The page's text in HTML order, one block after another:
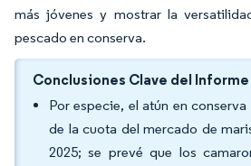
más jóvenes y mostrar la
pescado en conserva.
Conclusiones Clave del Informe
Por especie, el atún en
de la cuota del mercado de
2025; se prevé que los